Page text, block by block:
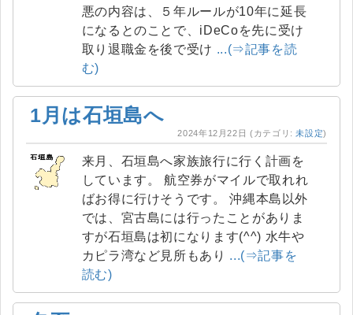
悪の内容は、５年ルールが10年に延長
になるとのことで、iDeCoを先に受け
取り退職金を後で受け ...(⇒記事を読
む)
1月は石垣島へ
2024年12月22日 (カテゴリ:未設定)
来月、石垣島へ家族旅行に行く計画を
しています。 航空券がマイルで取れれ
ばお得に行けそうです。 沖縄本島以外
では、宮古島には行ったことがありま
すが石垣島は初になります(^^) 水牛や
カピラ湾など見所もあり ...(⇒記事を
読む)